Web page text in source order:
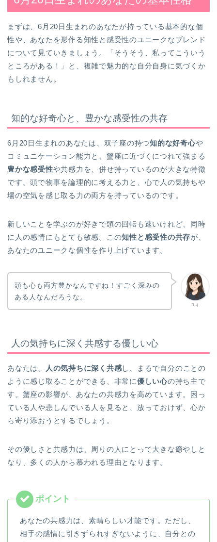
まずは、6月20日生まれのあなたが持っている基本的な個
性や、あなたを形作る知性と感受性のユニークなブレンド
について見ていきましょう。「そうそう、私ってこういう
ところがある！」と、複雑で魅力的な自分自身に気づくか
もしれません。
知的な好奇心と、豊かな感受性の共存
6月20日生まれのあなたは、双子座の持つ知的な好奇心や
コミュニケーション能力と、蟹座に近づくにつれて強まる
豊かな感受性や共感力を、併せ持っているのが大きな特徴
です。頭で物事を論理的に考える力と、心で人の気持ちや
場の空気を感じ取る力の両方を持っているのです。
新しいことを学ぶのが好きで頭の回転も速いけれど、同時
に人の感情にもとても敏感。この知性と感受性の共存が、
あなたのユニークな個性を作り上げています。
ユキ
頭も心も両方豊かなんですね！すごく深みの
ある人なんだろうな。
人の気持ちに深く共感する優しい心
あなたは、 人の気持ちに深く共感し、まるで自分のことの
ように感じ取ることができる、非常に優しい心の持ち主で
す。蟹座の影響が、あなたの共感力を高めています。困っ
ている人や悲しんでいる人を見ると、放っておけず、心か
ら寄り添おうとするでしょう。
その優しさと共感力は、周りの人にとって大きな癒やしと
なり、多くの人から慕われる理由となります。
あなたの共感力は、素晴らしい才能です。ただし、
相手の感情に引きずられすぎないように、自分との